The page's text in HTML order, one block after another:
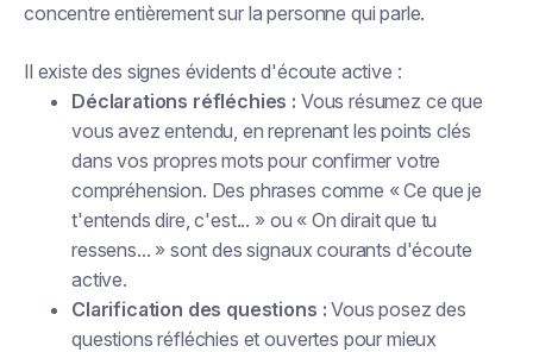
concentre entièrement sur la personne qui parle.
Il existe des signes évidents d'écoute active :
Déclarations réfléchies : Vous résumez ce que
vous avez entendu, en reprenant les points clés
dans vos propres mots pour confirmer votre
compréhension. Des phrases comme « Ce que je
t'entends dire, c'est... » ou « On dirait que tu
ressens... » sont des signaux courants d'écoute
active.
Clarification des questions : Vous posez des
questions réfléchies et ouvertes pour mieux